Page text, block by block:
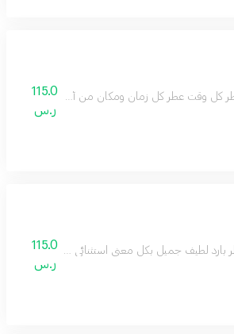
كل وقت عطر كل زمان ومكان من أجمل العطور
115.0
ر.س
بارد لطيف جميل بكل معنى استثنائي للغاية
115.0
ر.س